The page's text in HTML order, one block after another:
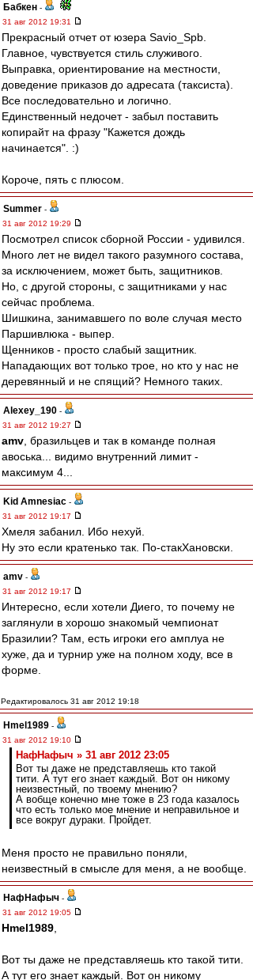
Бабкен -
31 авг 2012 19:31
Прекрасный отчет от юзера Savio_Spb.
Главное, чувствуется стиль служивого.
Выправка, ориентирование на местности,
доведение приказов до адресата (таксиста).
Все последовательно и логично.
Единственный недочет - забыл поставить
копирайт на фразу "Кажется дождь
начинается". :)
Короче, пять с плюсом.
Summer -
31 авг 2012 19:29
Посмотрел список сборной России - удивился.
Много лет не видел такого разумного состава,
за исключением, может быть, защитников.
Но, с другой стороны, с защитниками у нас
сейчас проблема.
Шишкина, занимавшего по воле случая место
Паршивлюка - выпер.
Щенников - просто слабый защитник.
Нападающих вот только трое, но кто у нас не
деревянный и не спящий? Немного таких.
Alexey_190 -
31 авг 2012 19:27
amv , бразильцев и так в команде полная
авоська... видимо внутренний лимит -
максимум 4...
Kid Amnesiac -
31 авг 2012 19:17
Хмеля забанил. Ибо нехуй.
Ну это если кратенько так. По-стакХановски.
amv -
31 авг 2012 19:17
Интересно, если хотели Диего, то почему не
заглянули в хорошо знакомый чемпионат
Бразилии? Там, есть игроки его амплуа не
хуже, да и турнир уже на полном ходу, все в
форме.
Редактировалось 31 авг 2012 19:18
Hmel1989 -
31 авг 2012 19:10
НафНафыч » 31 авг 2012 23:05
Вот ты даже не представляешь кто такой
тити. А тут его знает каждый. Вот он никому
неизвестный, по твоему мнению?
А вобще конечно мне тоже в 23 года казалось
что есть только мое мнение и неправильное и
все вокруг дураки. Пройдет.
Меня просто не правильно поняли,
неизвестный в смысле для меня, а не вообще.
НафНафыч -
31 авг 2012 19:05
Hmel1989
Вот ты даже не представляешь кто такой тити.
А тут его знает каждый. Вот он никому